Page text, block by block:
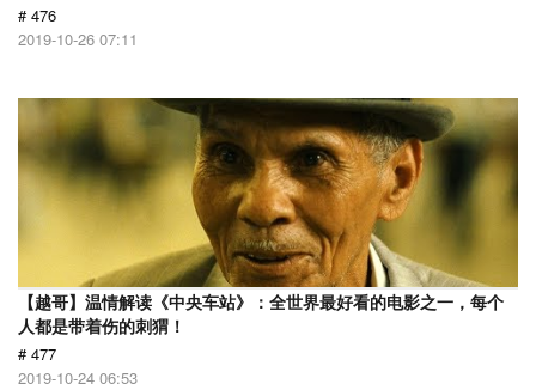
# 476
2019-10-26 07:11
【越哥】温情解读《中央车站》：全世界最好看的电影之一，每个
人都是带着伤的刺猬！
# 477
2019-10-24 06:53